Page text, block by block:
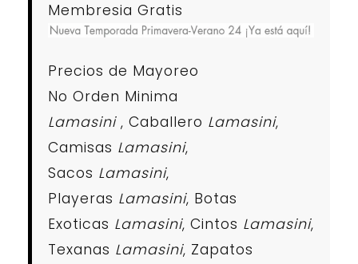
Membresia Gratis
Precios de Mayoreo
No Orden Minima
Lamasini, Caballero Lamasini,
Camisas Lamasini,
Sacos Lamasini,
Playeras Lamasini, Botas
Exoticas Lamasini, Cintos Lamasini,
Texanas Lamasini, Zapatos